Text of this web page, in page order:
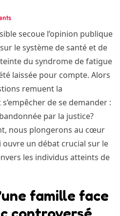
secoue l’opinion publique
le système de santé et de
du syndrome de fatigue
laissée pour compte. Alors
remuent la
de se demander :
par la justice?
nous plongerons au cœur
ouvre un débat crucial sur le
les individus atteints de
famille face